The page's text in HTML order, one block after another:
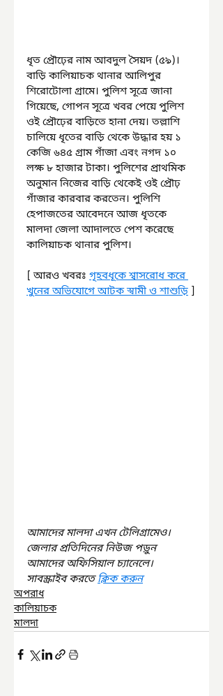
ধৃত প্রৌঢ়ের নাম আবদুল সৈয়দ (৫৯)।
বাড়ি কালিয়াচক থানার আলিপুর
শিরোটোলা গ্রামে। পুলিশ সূত্রে জানা
গিয়েছে, গোপন সূত্রে খবর পেয়ে পুলিশ
ওই প্রৌঢ়ের বাড়িতে হানা দেয়। তল্লাশি
চালিয়ে ধৃতের বাড়ি থেকে উদ্ধার হয় ১
কেজি ৬৪৫ গ্রাম গাঁজা এবং নগদ ১০
লক্ষ ৮ হাজার টাকা। পুলিশের প্রাথমিক
অনুমান নিজের বাড়ি থেকেই ওই প্রৌঢ়
গাঁজার কারবার করতেন। পুলিশি
হেপাজতের আবেদনে আজ ধৃতকে
মালদা জেলা আদালতে পেশ করেছে
কালিয়াচক থানার পুলিশ।
[ আরও খবরঃ গৃহবধূকে শ্বাসরোধ করে
খুনের অভিযোগে আটক স্বামী ও শাশুড়ি ]
আমাদের মালদা এখন টেলিগ্রামেও।
জেলার প্রতিদিনের নিউজ পড়ুন
আমাদের অফিসিয়াল চ্যানেলে।
সাবস্ক্রাইব করতে ক্লিক করুন
অপরাধ
কালিয়াচক
মালদা